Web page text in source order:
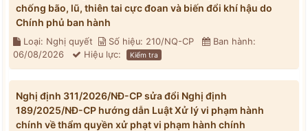
chống bão, lũ, thiên tai cực đoan và biến đổi khí hậu do
Chính phủ ban hành
Loại: Nghị quyết Số hiệu: 210/NQ-CP
Ban hành:
06/08/2026
Hiệu lực: Kiểm tra
Nghị định 311/2026/NĐ-CP sửa đổi Nghị định
189/2025/NĐ-CP hướng dẫn Luật Xử lý vi phạm hành
chính về thẩm quyền xử phạt vi phạm hành chính